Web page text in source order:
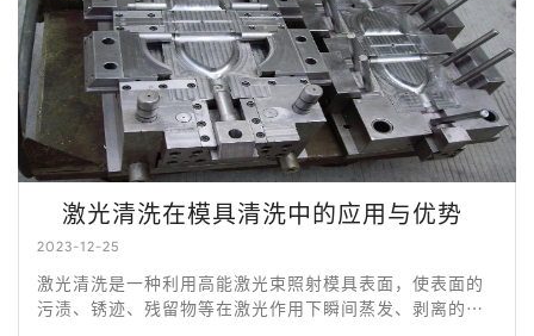
激光清洗在模具清洗中的应用与优势
2023-12-25
激光清洗是一种利用高能激光束照射模具表面，使表面的
污渍、锈迹、残留物等在激光作用下瞬间蒸发、剥离的清